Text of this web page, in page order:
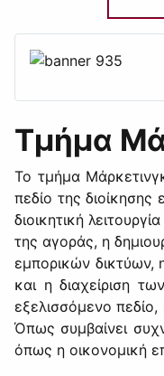
Τμήμα
Το τμήμα
πεδίο της
διοικητική
της αγοράς, η
εμπορικών δικτύων,
και η διαχείριση
εξελισσόμενο
Όπως συμβαίνει
όπως η οικονομική